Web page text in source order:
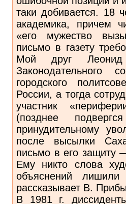
таки добивается. 18
академика, причем
«его мужество
письмо в газету
Мой друг Леонид
Законодательного
городского
России, а тогда
участник
(позднее
принудительному
после высылки
письмо в его защиту
Ему никто слова
объяснений лишили
рассказывает В.
В 1981 г.